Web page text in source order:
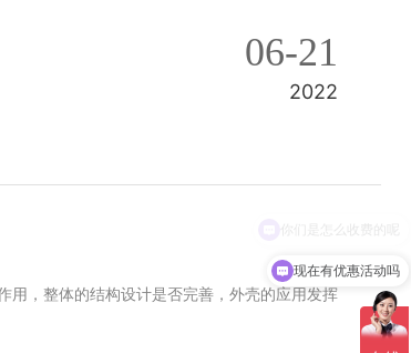
06-21
2022
用，整体的结构设计是否完善，外壳的应用发挥
现在有优惠活动吗